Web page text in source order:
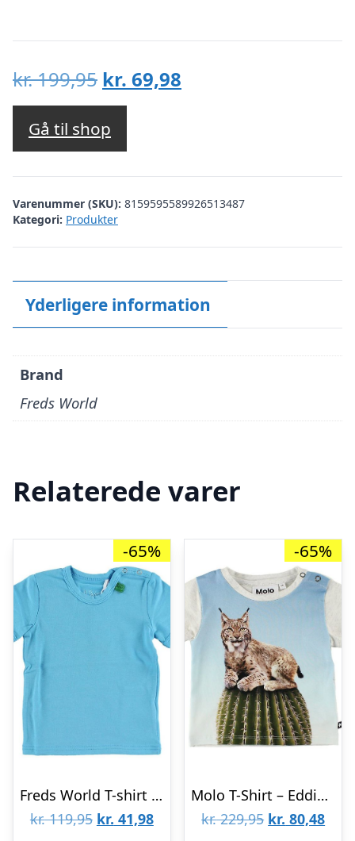
kr.199,95 Den
oprindelige
pris
var:
kr. 199,95.
kr. 69,98
kr. 69,98.
Gå til shop
Varenummer (SKU): 8159595589926513487
Kategori: Produkter
Yderligere information
Brand
Freds World
Relaterede varer
-65%
Freds World T-shirt – Lyseblå
kr.119,95 Den
kr. 41,98Den
-65%
Molo T-Shirt – Eddie – Cactus Cat
kr.229,95 Den
kr. 80,48Den